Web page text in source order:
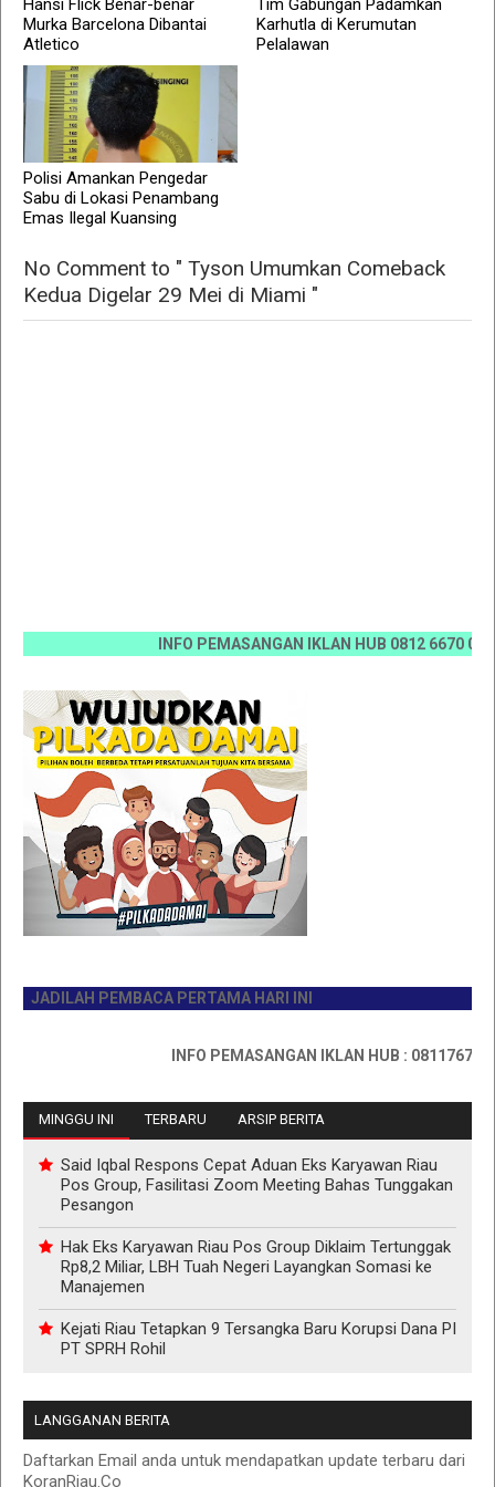
Hansi Flick Benar-benar
Murka Barcelona Dibantai
Atletico
Tim Gabungan Padamkan
Karhutla di Kerumutan
Pelalawan
Polisi Amankan Pengedar
Sabu di Lokasi Penambang
Emas Ilegal Kuansing
No Comment to " Tyson Umumkan Comeback
Kedua Digelar 29 Mei di Miami "
INFO PEMASANGAN IKLAN HUB 0812 6670
JADILAH PEMBACA PERTAMA HARI INI
INFO PEMASANGAN IKLAN HUB : 0811767335
MINGGU INI TERBARU ARSIP BERITA
Said Iqbal Respons Cepat Aduan Eks Karyawan Riau
Pos Group, Fasilitasi Zoom Meeting Bahas Tunggakan
Pesangon
Hak Eks Karyawan Riau Pos Group Diklaim Tertunggak
Rp8,2 Miliar, LBH Tuah Negeri Layangkan Somasi ke
Manajemen
Kejati Riau Tetapkan 9 Tersangka Baru Korupsi Dana PI
PT SPRH Rohil
LANGGANAN BERITA
Daftarkan Email anda untuk mendapatkan update terbaru dari
KoranRiau.Co